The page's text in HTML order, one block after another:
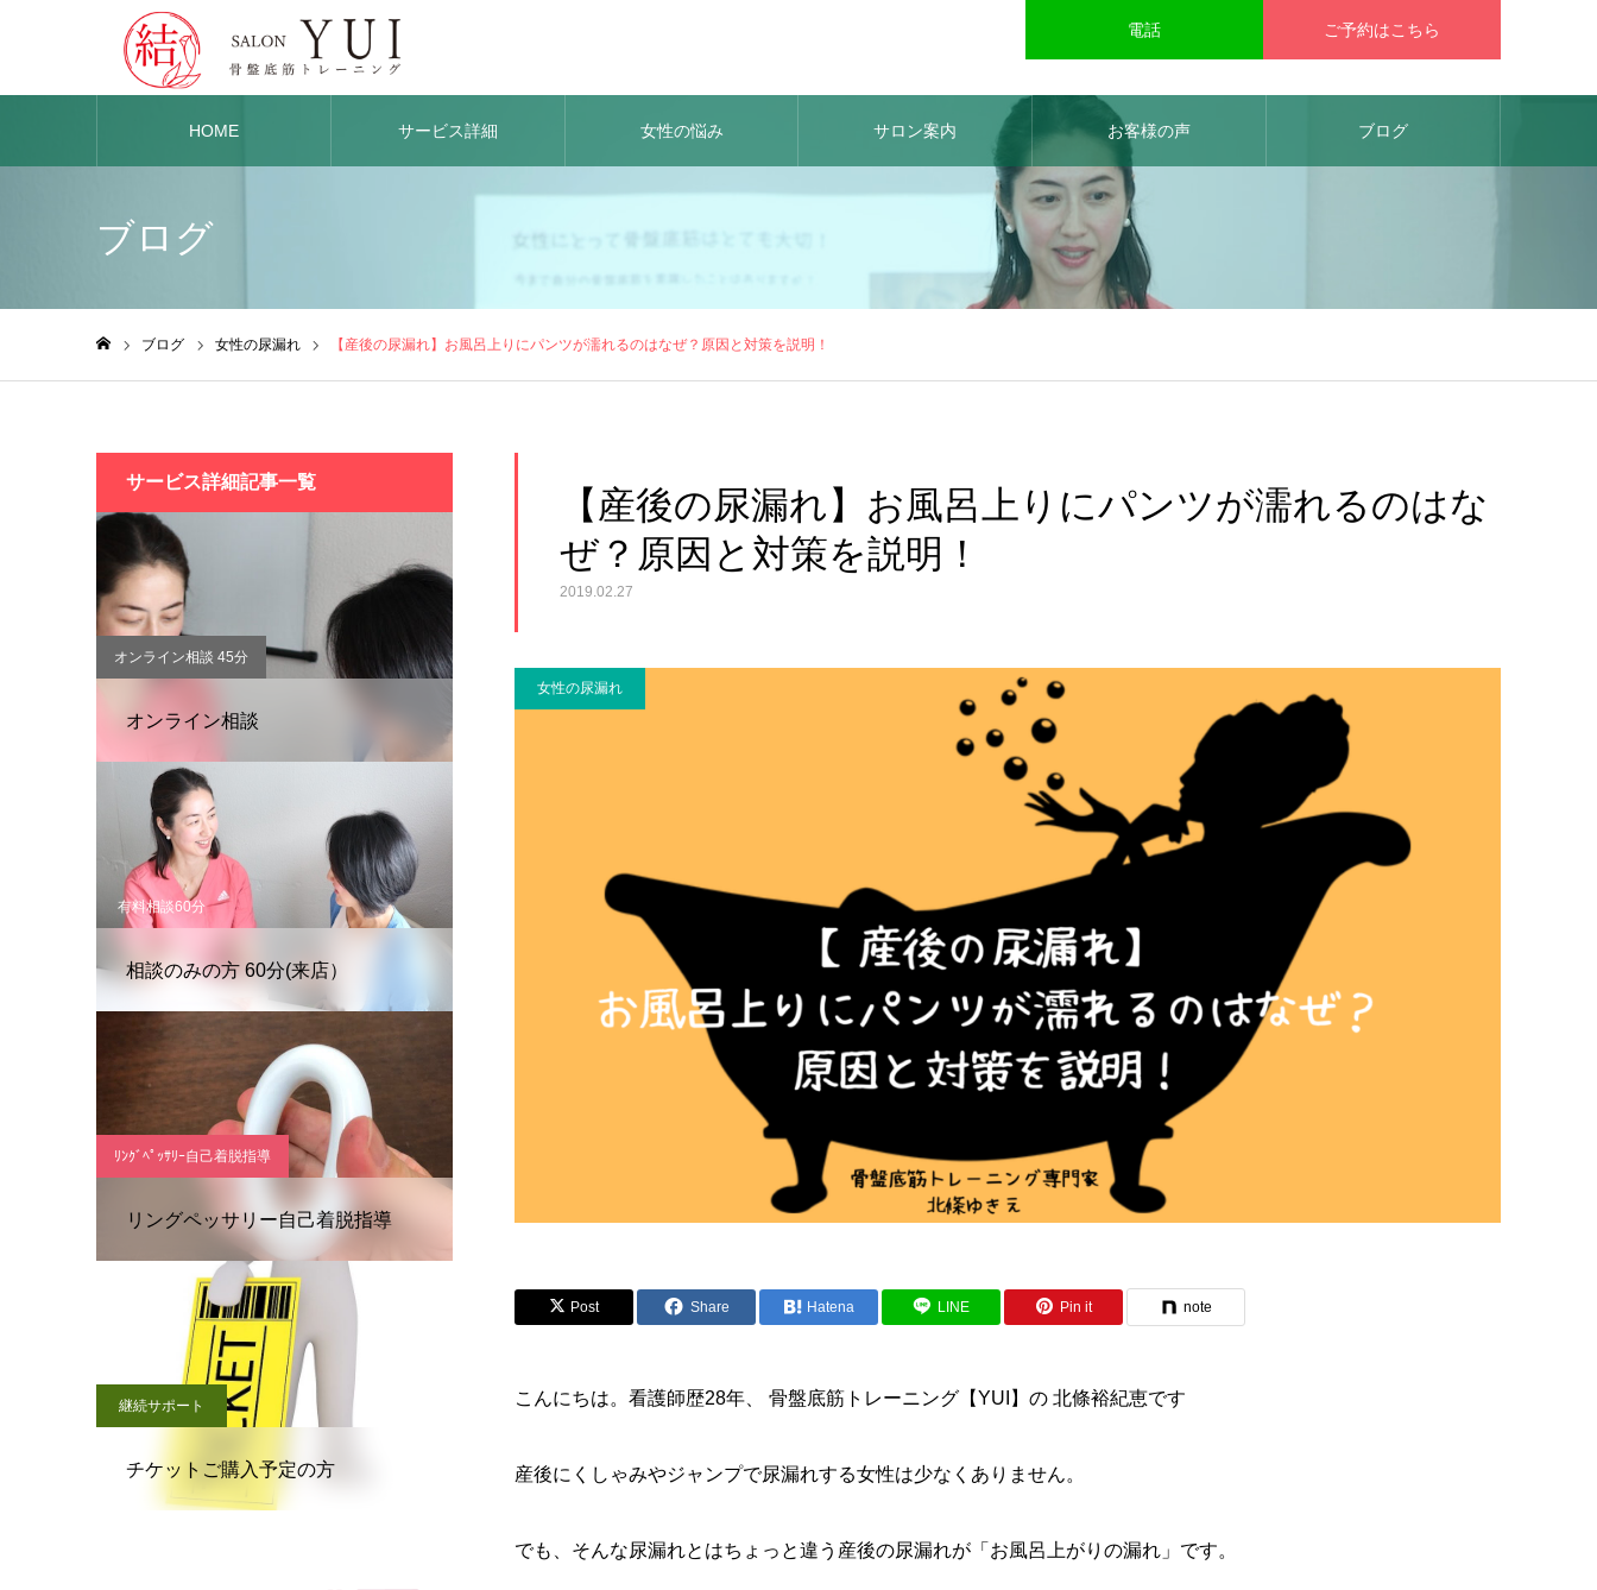
電話 ご予約はこちら
HOME サービス詳細 女性の悩み サロン案内 お客様の声 ブログ
ブログ
ブログ 女性の尿漏れ 【産後の尿漏れ】お風呂上りにパンツが濡れるのはなぜ？原因と対策を説明！
【産後の尿漏れ】お風呂上りにパンツが濡れるのはな
ぜ？原因と対策を説明！
2019.02.27
女性の尿漏れ
Post Share Hatena LINE Pin it note
こんにちは。看護師歴28年、 骨盤底筋トレーニング【YUI】の 北條裕紀恵です
産後にくしゃみやジャンプで尿漏れする女性は少なくありません。
でも、そんな尿漏れとはちょっと違う産後の尿漏れが「お風呂上がりの漏れ」です。
サービス詳細記事一覧
オンライン相談 45分
オンライン相談
有料相談60分
相談のみの方 60分(来店）
ﾘﾝｸﾞﾍﾟｯｻﾘｰ自己着脱指導
リングペッサリー自己着脱指導
継続サポート
チケットご購入予定の方